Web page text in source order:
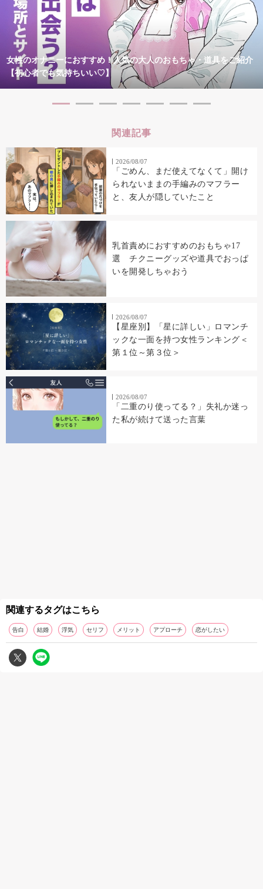
女性のオナニーにおすすめ！人気の大人のおもちゃ・道具をご紹介
【初心者でも気持ちいい♡】
関連記事
2026/08/07
「ごめん、まだ使えてなくて」開け
られないままの手編みのマフラー
と、友人が隠していたこと
乳首責めにおすすめのおもちゃ17
選 チクニーグッズや道具でおっぱ
いを開発しちゃおう
2026/08/07
【星座別】「星に詳しい」ロマンチ
ックな一面を持つ女性ランキング＜
第１位～第３位＞
2026/08/07
「二重のり使ってる？」失礼か迷っ
た私が続けて送った言葉
関連するタグはこちら
告白 結婚 浮気 セリフ メリット アプローチ 恋がしたい